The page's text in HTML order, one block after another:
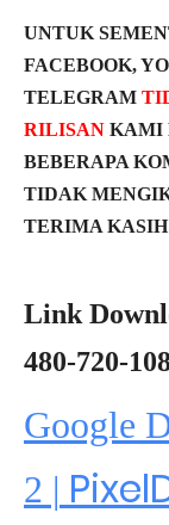
UNTUK
FACEBOOK,
TELEGRAM
RILISAN KAMI
BEBERAPA
TIDAK
TERIMA
Link
480-720-
Google
2 |